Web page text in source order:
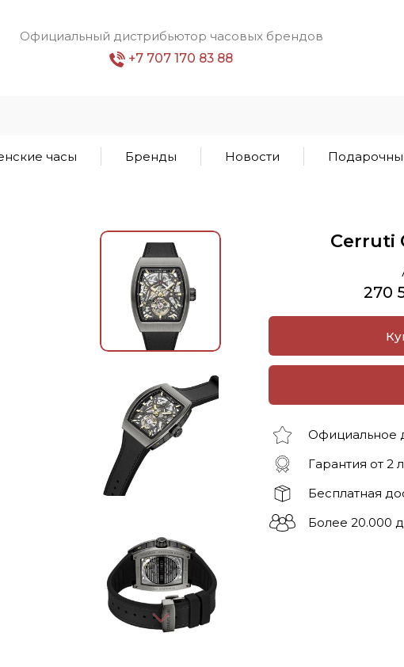
Официальный дистрибьютор часовых брендов
+7 707 170 83 88
часы Бренды Новости
Cerruti
270
Официальное
Гарантия от 2
Бесплатная
Более 20.000